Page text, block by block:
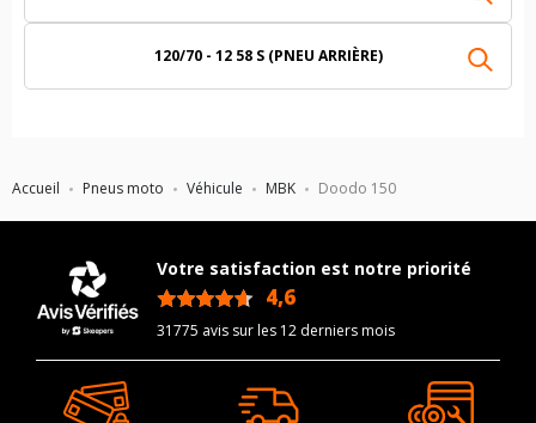
Accueil Pneus moto Véhicule MBK Doodo 150
120/70 - 12 58 S (PNEU ARRIÈRE)
Votre satisfaction est notre priorité
4,6
31775 avis sur les 12 derniers mois